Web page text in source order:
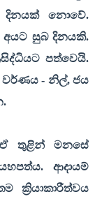
දිනයක් නොවේ.
සුබ දිනයකි.
පත්වෙයි.
වර්ණය - නිල්,ජය
තුළින් මනසේ
ආදායම්
ක්‍රියාකාරීත්වය